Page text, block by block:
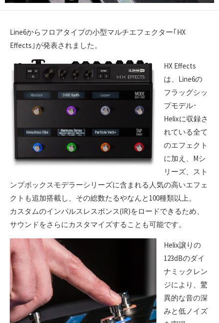
Line6からフロアタイプの小型マルチエフェクター｢HX
Effects｣が発表されました。
HX Effects
は、Line6の
フラッグシッ
プモデル･
Helixに収録さ
れている全て
のエフェクト
に加え、Mシ
リーズ、スト
ンプボックスモデラーシリーズに含まれる人気の高いエフェ
クトも追加搭載し、その総数たるやなんと100種類以上。
カスタムのインパルスレスポンス(IR)をロードできるため、
サウンドをさらにカスタマイズすることも可能です。
Helix譲りの
123dBのダイ
ナミックレン
ジにより、驚
異的な音の深
みと低ノイズ